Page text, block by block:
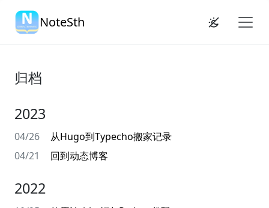
NoteSth
归档
2023
04/26
从Hugo到Typecho搬家记录
04/21
回到动态博客
2022